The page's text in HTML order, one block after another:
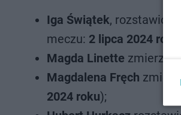
Iga Świątek,
meczu: 2 lipca 2024
Magda Linette zmierzy
Magdalena Fręch
2024 roku);